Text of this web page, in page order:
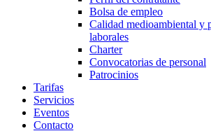
Bolsa de empleo
Calidad medioambiental y
laborales
Charter
Convocatorias de personal
Patrocinios
Tarifas
Servicios
Eventos
Contacto